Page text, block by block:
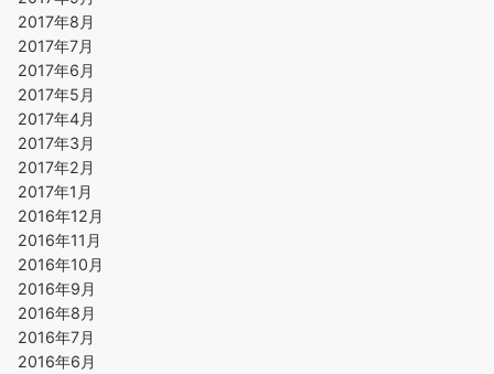
2017年8月
2017年7月
2017年6月
2017年5月
2017年4月
2017年3月
2017年2月
2017年1月
2016年12月
2016年11月
2016年10月
2016年9月
2016年8月
2016年7月
2016年6月